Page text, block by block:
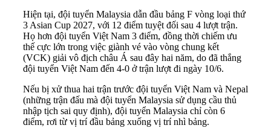
Hiện tại, đội tuyển Malaysia dẫn đầu bảng F vòng loại thứ
3 Asian Cup 2027, với 12 điểm tuyệt đối sau 4 lượt trận.
Họ hơn đội tuyển Việt Nam 3 điểm, đồng thời chiếm ưu
thế cực lớn trong việc giành vé vào vòng chung kết
(VCK) giải vô địch châu Á sau đây hai năm, do đã thắng
đội tuyển Việt Nam đến 4-0 ở trận lượt đi ngày 10/6.
Nếu bị xử thua hai trận trước đội tuyển Việt Nam và Nepal
(những trận đấu mà đội tuyển Malaysia sử dụng cầu thủ
nhập tịch sai quy định), đội tuyển Malaysia chỉ còn 6
điểm, rơi từ vị trí đầu bảng xuống vị trí nhì bảng.